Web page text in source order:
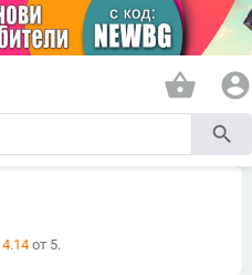
shopping_basket account_circle
search
4.14от 5.